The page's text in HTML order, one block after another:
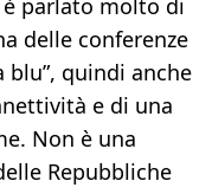
parlato molto di
delle conferenze
blu”, quindi anche
e di una
Non è una
Repubbliche